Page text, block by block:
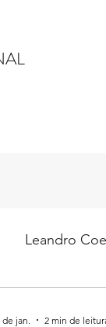
Leandro
de jan. 2 min de